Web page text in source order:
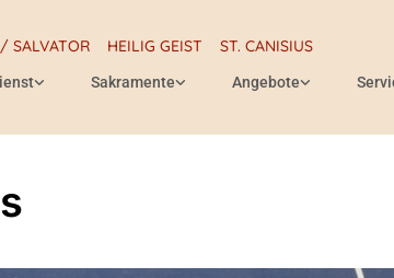
SALVATOR HEILIG GEIST ST. CANISIUS
Sakramente Angebote